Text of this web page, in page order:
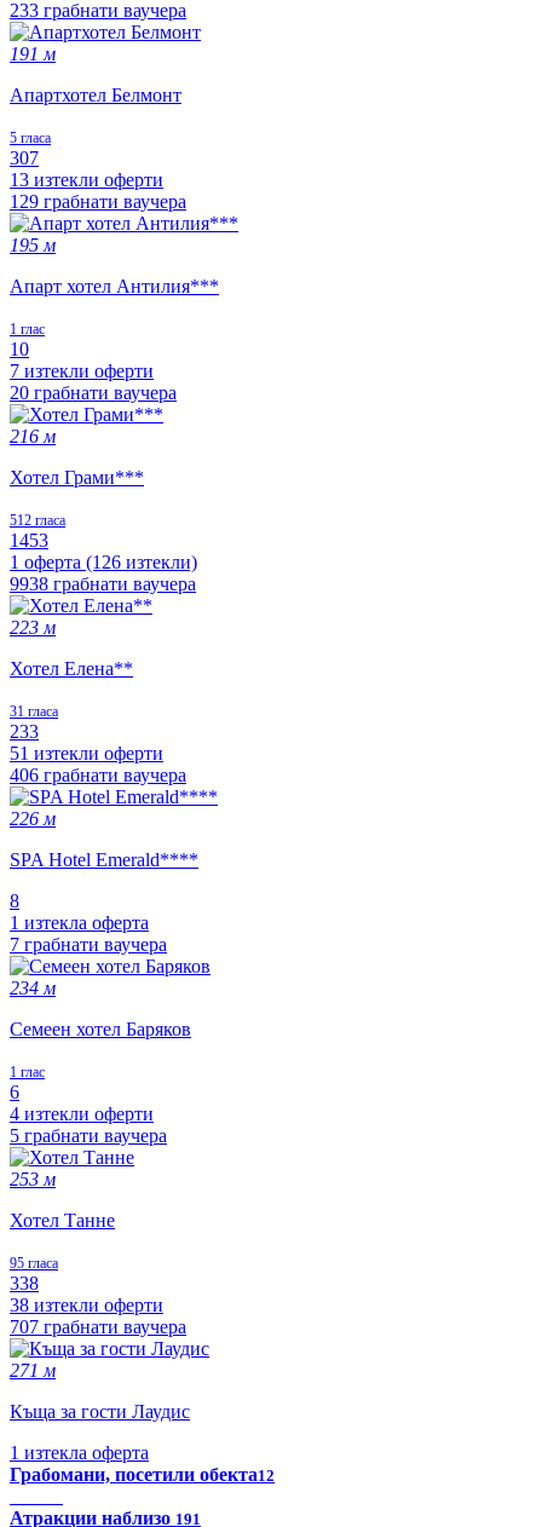
233 грабнати ваучера
191 м
Апартхотел Белмонт
5 гласа
307
13 изтекли оферти
129 грабнати ваучера
195 м
Апарт хотел Антилия***
1 глас
10
7 изтекли оферти
20 грабнати ваучера
216 м
Хотел Грами***
512 гласа
1453
1 оферта (126 изтекли)
9938 грабнати ваучера
223 м
Хотел Елена**
31 гласа
233
51 изтекли оферти
406 грабнати ваучера
226 м
SPA Hotel Emerald****
8
1 изтекла оферта
7 грабнати ваучера
234 м
Семеен хотел Баряков
1 глас
6
4 изтекли оферти
5 грабнати ваучера
253 м
Хотел Танне
95 гласа
338
38 изтекли оферти
707 грабнати ваучера
271 м
Къща за гости Лаудис
1 изтекла оферта
Грабомани, посетили обекта12
Атракции наблизо 191